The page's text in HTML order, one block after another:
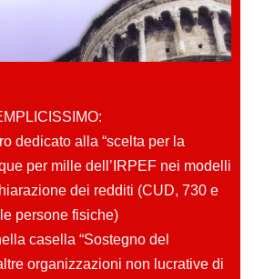
dedicato alla “scelta per la
per mille dell’IRPEF nei modelli
dei redditi (CUD, 730 e
persone fisiche)
casella “Sostegno del
organizzazioni non lucrative di